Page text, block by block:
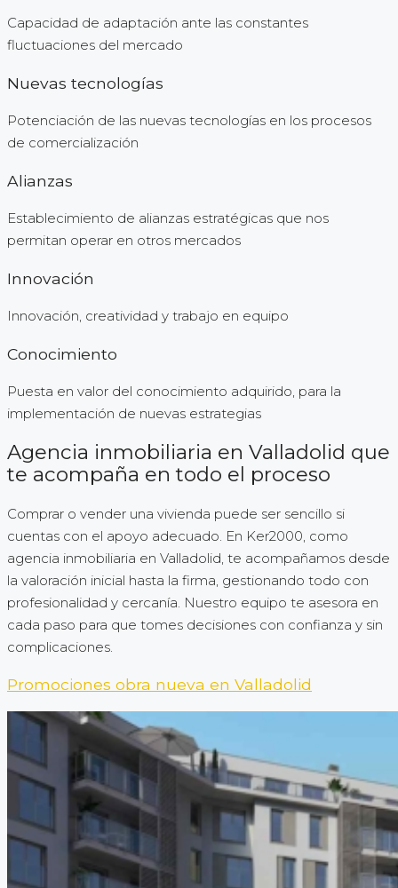
Capacidad de adaptación ante las constantes
fluctuaciones del mercado
Nuevas tecnologías
Potenciación de las nuevas tecnologías en los procesos
de comercialización
Alianzas
Establecimiento de alianzas estratégicas que nos
permitan operar en otros mercados
Innovación
Innovación, creatividad y trabajo en equipo
Conocimiento
Puesta en valor del conocimiento adquirido, para la
implementación de nuevas estrategias
Agencia inmobiliaria en Valladolid que
te acompaña en todo el proceso
Comprar o vender una vivienda puede ser sencillo si
cuentas con el apoyo adecuado. En Ker2000, como
agencia inmobiliaria en Valladolid, te acompañamos desde
la valoración inicial hasta la firma, gestionando todo con
profesionalidad y cercanía. Nuestro equipo te asesora en
cada paso para que tomes decisiones con confianza y sin
complicaciones.
Promociones obra nueva en Valladolid